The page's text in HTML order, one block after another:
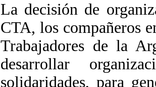
La decisión de
CTA, los compañeros
Trabajadores de la
desarrollar
solidaridades, para